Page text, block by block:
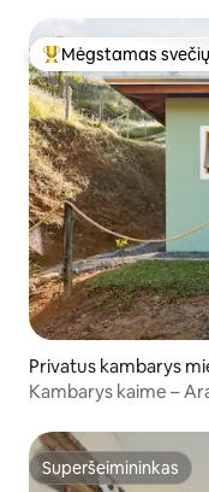
Svečių
Mėgstamas svečių
Privatus kambarys
Kambarys kaime –
Superšeimininkas
Superšeimininkas